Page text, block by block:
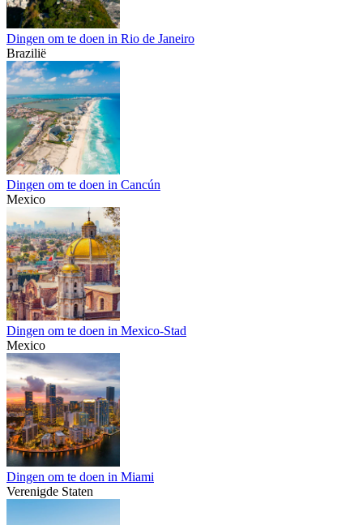
Dingen om te doen in Rio de Janeiro
Brazilië
Dingen om te doen in Cancún
Mexico
Dingen om te doen in Mexico-Stad
Mexico
Dingen om te doen in Miami
Verenigde Staten